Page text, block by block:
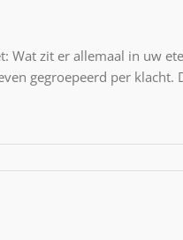
Wat zit er allemaal in uw
gegroepeerd per klacht.